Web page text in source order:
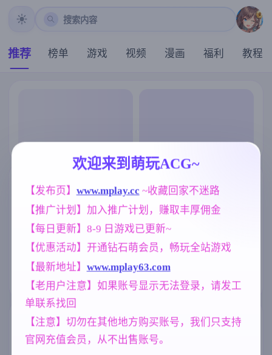
搜索内容
推荐 榜单 游戏 视频 漫画 福利 教程
欢迎来到萌玩ACG~
【发布页】 www.mplay.cc ~收藏回家不迷路
【推广计划】加入推广计划，赚取丰厚佣金
【每日更新】8-9 日游戏已更新~
【优惠活动】开通钻石萌会员，畅玩全站游戏
【最新地址】 www.mplay63.com
【老用户注意】如果账号显示无法登录，请发工
单联系找回
【注意】切勿在其他地方购买账号，我们只支持
官网充值会员，从不出售账号。